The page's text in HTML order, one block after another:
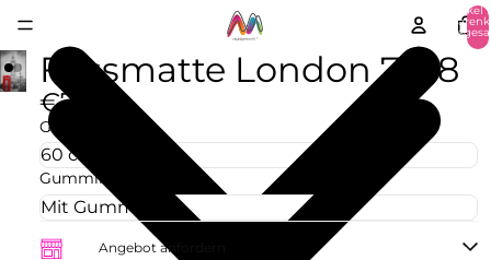
Artikel
Fussmatte London 7148
€77,09
Größe
Gummirand
Angebot anfordern